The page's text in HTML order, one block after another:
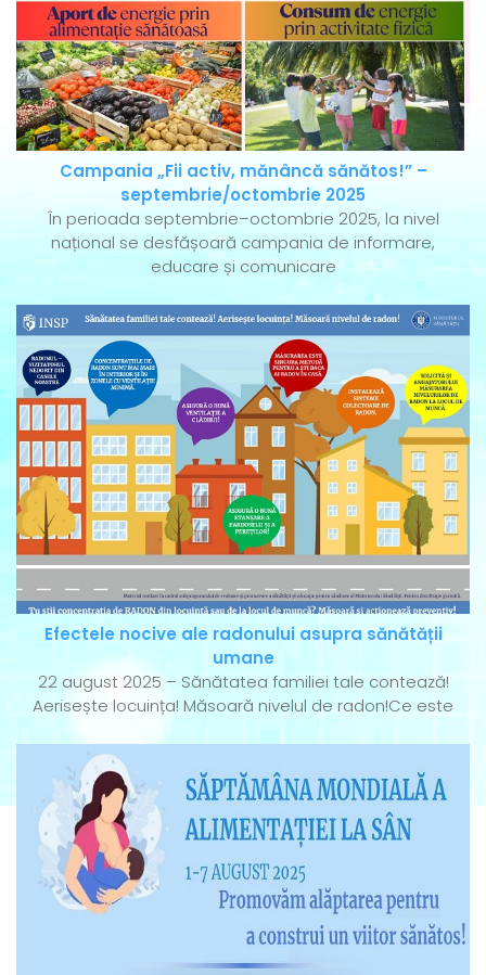
Campania „Fii activ, mănâncă sănătos!” –
septembrie/octombrie 2025
În perioada septembrie–octombrie 2025, la nivel
național se desfășoară campania de informare,
educare și comunicare
Efectele nocive ale radonului asupra sănătății
umane
22 august 2025 – Sănătatea familiei tale contează!
Aerisește locuința! Măsoară nivelul de radon!Ce este